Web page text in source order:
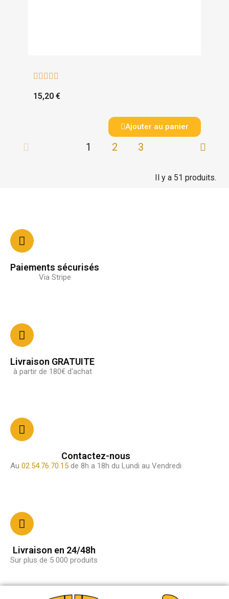
    
15,20 €
Ajouter au panier
1 2 3
Il y a 51 produits.
Paiements sécurisés
Via Stripe
Livraison GRATUITE
à partir de 180€ d'achat
Contactez-nous
Au 02.54.76.70.15 de 8h a 18h du Lundi au Vendredi
Livraison en 24/48h
Sur plus de 5 000 produits